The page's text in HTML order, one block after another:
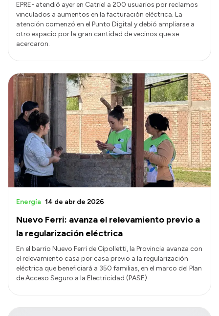
EPRE- atendió ayer en Catriel a 200 usuarios por reclamos
vinculados a aumentos en la facturación eléctrica. La
atención comenzó en el Punto Digital y debió ampliarse a
otro espacio por la gran cantidad de vecinos que se
acercaron.
Nuevo Ferri: avanza el relevamiento previo a
la regularización eléctrica
Energía 14 de abr de 2026
En el barrio Nuevo Ferri de Cipolletti, la Provincia avanza con
el relevamiento casa por casa previo a la regularización
eléctrica que beneficiará a 350 familias, en el marco del Plan
de Acceso Seguro a la Electricidad (PASE).